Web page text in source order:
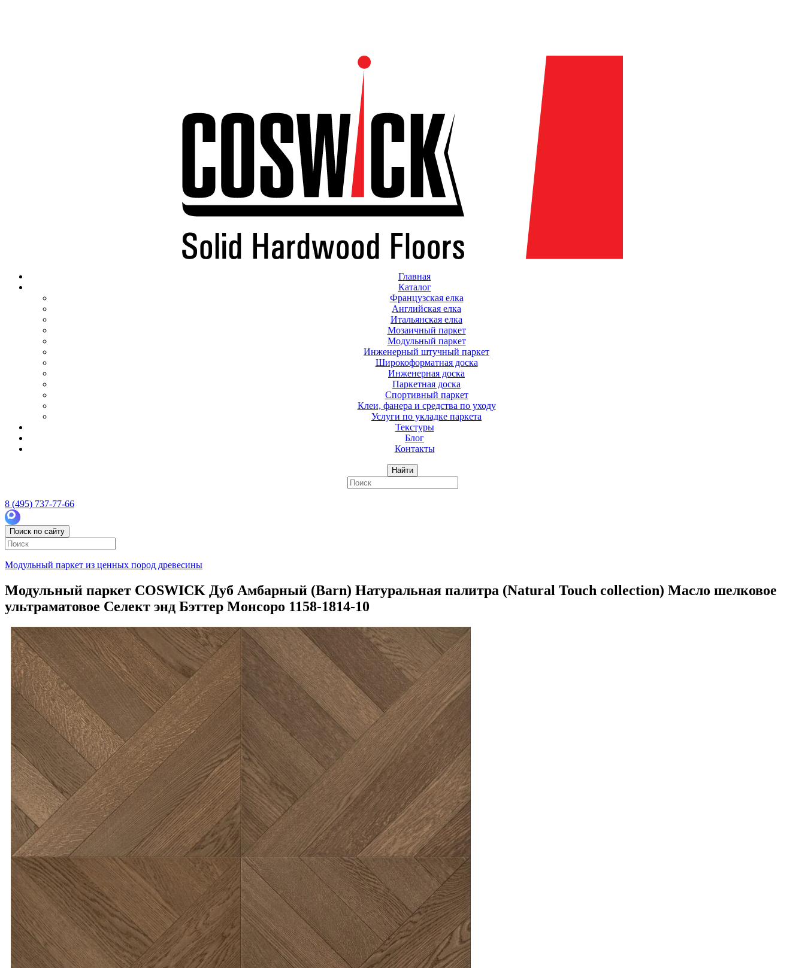
Главная
Каталог
Французская елка
Английская елка
Итальянская елка
Мозаичный паркет
Модульный паркет
Инженерный штучный паркет
Широкоформатная доска
Инженерная доска
Паркетная доска
Спортивный паркет
Клеи, фанера и средства по уходу
Услуги по укладке паркета
Текстуры
Блог
Контакты
Найти
8 (495) 737-77-66
Поиск по сайту
Модульный паркет из ценных пород древесины
Модульный паркет COSWICK Дуб Амбарный (Barn) Натуральная палитра (Natural Touch collection) Масло шелковое
ультраматовое Селект энд Бэттер Монсоро 1158-1814-10